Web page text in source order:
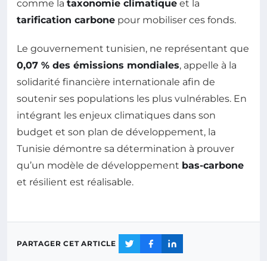
comme la taxonomie climatique et la
tarification carbone pour mobiliser ces fonds.
Le gouvernement tunisien, ne représentant que
0,07 % des émissions mondiales, appelle à la
solidarité financière internationale afin de
soutenir ses populations les plus vulnérables. En
intégrant les enjeux climatiques dans son
budget et son plan de développement, la
Tunisie démontre sa détermination à prouver
qu’un modèle de développement bas-carbone
et résilient est réalisable.
PARTAGER CET ARTICLE